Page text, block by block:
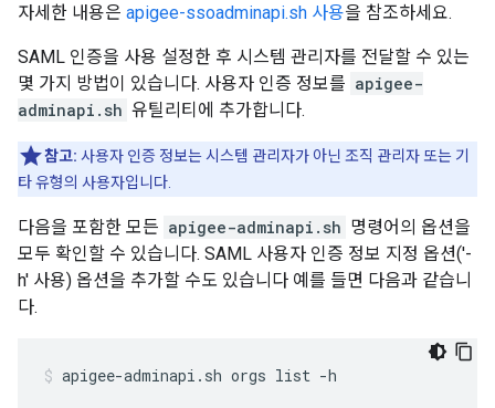
자세한 내용은 apigee-ssoadminapi.sh 사용을 참조하세요.
SAML 인증을 사용 설정한 후 시스템 관리자를 전달할 수 있는
몇 가지 방법이 있습니다. 사용자 인증 정보를 apigee-
adminapi.sh 유틸리티에 추가합니다.
참고: 사용자 인증 정보는 시스템 관리자가 아닌 조직 관리자 또는 기
타 유형의 사용자입니다.
다음을 포함한 모든 apigee-adminapi.sh 명령어의 옵션을
모두 확인할 수 있습니다. SAML 사용자 인증 정보 지정 옵션('-
h' 사용) 옵션을 추가할 수도 있습니다 예를 들면 다음과 같습니
다.
apigee-adminapi.sh orgs list -h